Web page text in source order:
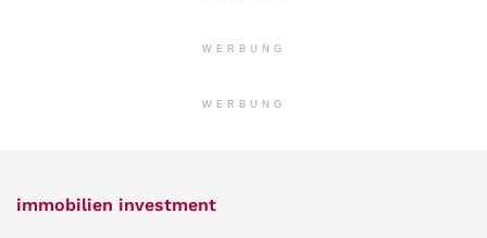
WERBUNG
WERBUNG
immobilien investment